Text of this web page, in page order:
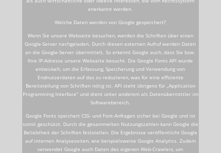
anerkannt werden.
Welche Daten werden von Google gespeichert?
Wenn Sie unsere Webseite besuchen, werden die Schriften über einen
Google-Server nachgeladen. Durch diesen externen Aufruf werden Daten
an die Google-Server übermittelt. So erkennt Google auch, dass Sie bzw.
Ihre IP-Adresse unsere Webseite besucht. Die Google Fonts API wurde
entwickelt, um die Erfassung, Speicherung und Verwendung von
Endnutzerdaten auf das zu reduzieren, was für eine effiziente
Bereitstellung von Schriften nötig ist. API steht übrigens für „Application
Programming Interface“ und dient unter anderem als Datenübermittler im
Softwarebereich.
Google Fonts speichert CSS- und Font-Anfragen sicher bei Google und ist
somit geschützt. Durch die gesammelten Nutzungszahlen kann Google die
Beliebtheit der Schriften feststellen. Die Ergebnisse veröffentlicht Google
auf internen Analyseseiten, wie beispielsweise Google Analytics. Zudem
verwendet Google auch Daten des eigenen Web-Crawlers, um